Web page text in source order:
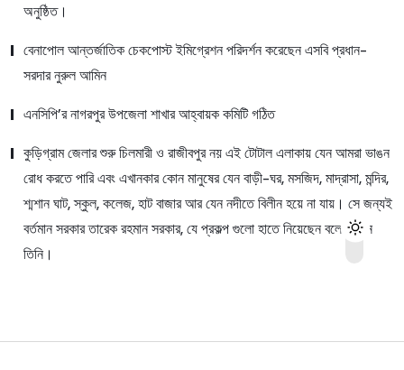
অনুষ্ঠিত।
বেনাপোল আন্তর্জাতিক চেকপোস্ট ইমিগ্রেশন পরিদর্শন করেছেন এসবি প্রধান-
সরদার নুরুল আমিন
এনসিপি’র নাগরপুর উপজেলা শাখার আহ্বায়ক কমিটি গঠিত
কুড়িগ্রাম জেলার শুরু চিলমারী ও রাজীবপুর নয় এই টোটাল এলাকায় যেন আমরা ভাঙন
রোধ করতে পারি এবং এখানকার কোন মানুষের যেন বাড়ী-ঘর, মসজিদ, মাদ্রাসা, মন্দির,
শ্মশান ঘাট, স্কুল, কলেজ, হাট বাজার আর যেন নদীতে বিলীন হয়ে না যায়। সে জন্যই
বর্তমান সরকার তারেক রহমান সরকার, যে প্রকল্প গুলো হাতে নিয়েছেন বলে জানান
তিনি।